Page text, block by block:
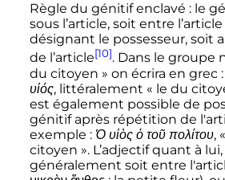
Règle du génitif enclavé : le
sous l’article, soit entre
désignant le possesseur, soit
de l’article[10]. Dans le groupe
du citoyen » on écrira en grec :
υἱός, littéralement « le du
est également possible de
génitif après répétition de
exemple : Ὁ υἱὸς ὁ τοῦ πολίτου, «
citoyen ». L’adjectif quant à
généralement soit entre